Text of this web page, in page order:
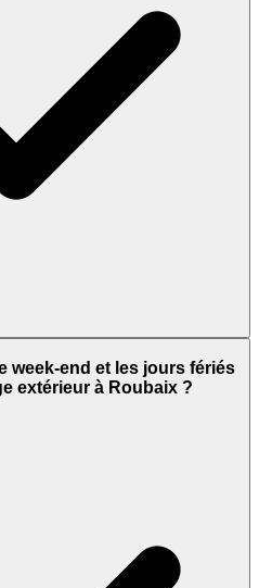
week-end et les jours fériés
extérieur à Roubaix ?